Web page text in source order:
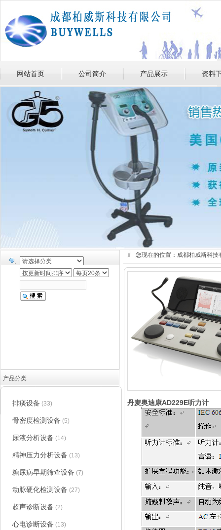
网站首页 公司简介 产品展示 资料
产品分类
您现在的位置： 成都柏威斯科技
丹麦奥迪康AD229E听力计
排痰设备 (33)
骨密度检测设备 (5)
尿液分析设备 (14)
精神压力分析设备 (13)
糖尿病早期筛查设备 (7)
动脉硬化检测设备 (27)
超声诊断设备 (2)
心电诊断设备 (13)